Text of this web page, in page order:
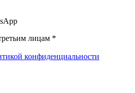
лицам *
конфиденциальности